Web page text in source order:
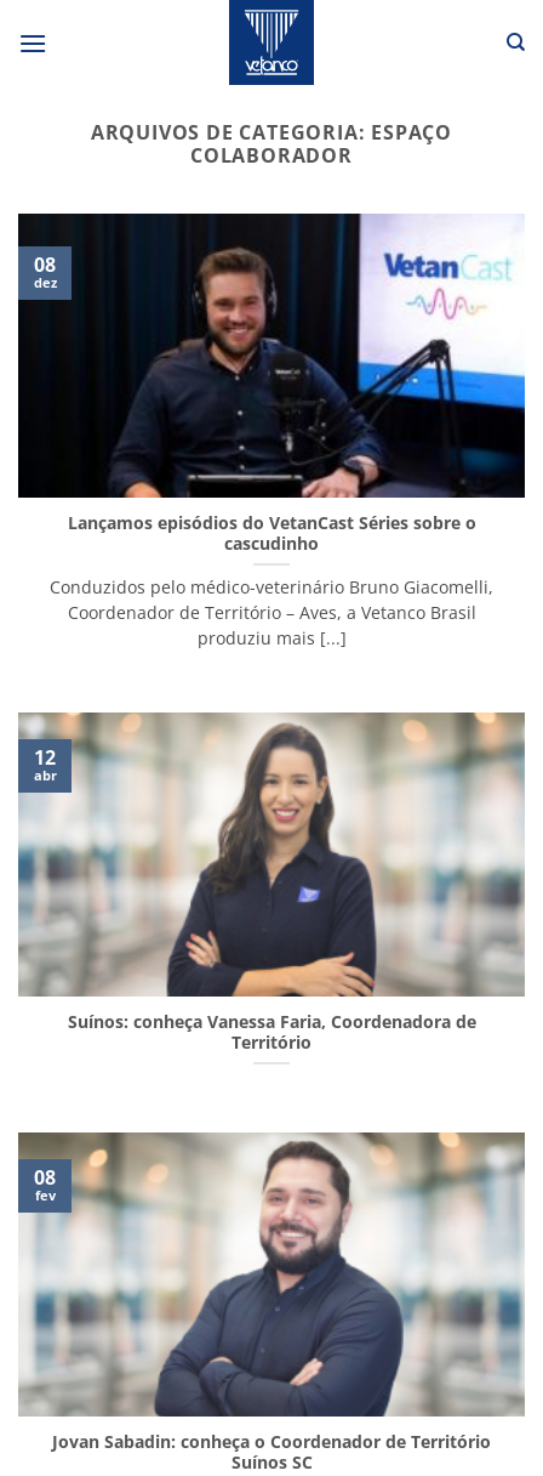
ARQUIVOS DE CATEGORIA: ESPAÇO
COLABORADOR
Lançamos episódios do VetanCast Séries sobre o
cascudinho
Conduzidos pelo médico-veterinário Bruno Giacomelli,
Coordenador de Território – Aves, a Vetanco Brasil
produziu mais [...]
08
dez
Suínos: conheça Vanessa Faria, Coordenadora de
Território
12
abr
Jovan Sabadin: conheça o Coordenador de Território
Suínos SC
08
fev